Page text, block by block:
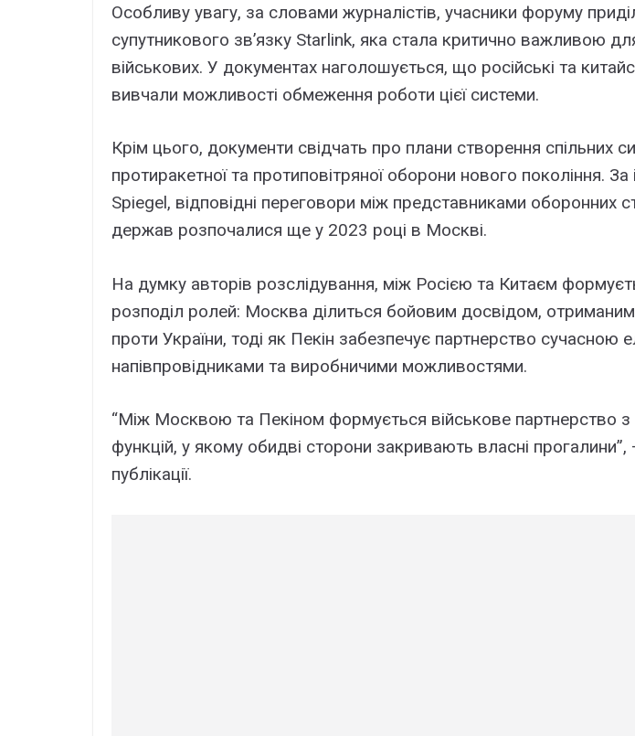
Особливу увагу, за словами журналістів, учасники форуму
супутникового зв’язку Starlink, яка стала критично важливою
військових. У документах наголошується, що російські та
вивчали можливості обмеження роботи цієї системи.
Крім цього, документи свідчать про плани створення спільних
протиракетної та протиповітряної оборони нового покоління.
Spiegel, відповідні переговори між представниками оборонних
держав розпочалися ще у 2023 році в Москві.
На думку авторів розслідування, між Росією та Китаєм
розподіл ролей: Москва ділиться бойовим досвідом, отриманим
проти України, тоді як Пекін забезпечує партнерство сучасною
напівпровідниками та виробничими можливостями.
“Між Москвою та Пекіном формується військове партнерство з
функцій, у якому обидві сторони закривають власні прогалини”,
публікації.